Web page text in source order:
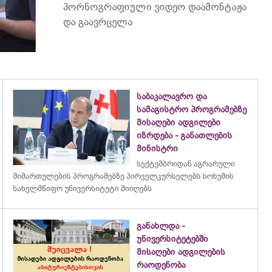
პორნოგრაფიული ვიდეო დაამონტაჟა
და გაავრცელა
საბაკალავრო და
სამაგისტრო პროგრამებზე
მისაღები ადგილები
იზრდება - განათლების
მინისტრი
სექტემბრიდან აგრარული
მიმართულების პროგრამებზე პირველკურსელებს სოხუმის
სახელმწიფო უნივერსიტეტი მიიღებს
განახლდა -
უნივერსიტეტებში
მისაღები ადგილების
რაოდენობა